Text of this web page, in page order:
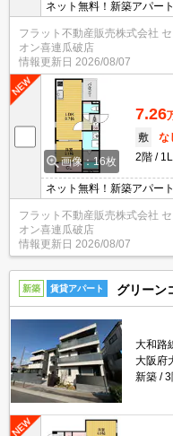
ネット無料！新築アパー
フラット不動産販売株式会社
オン喜連瓜破店
情報更新日 2026/08/07
画像：16枚
7.26
敷
な
2階
ネット無料！新築アパー
フラット不動産販売株式会社
オン喜連瓜破店
情報更新日 2026/08/07
新築 賃貸アパート グリーン
大和路
大阪府
新築
3